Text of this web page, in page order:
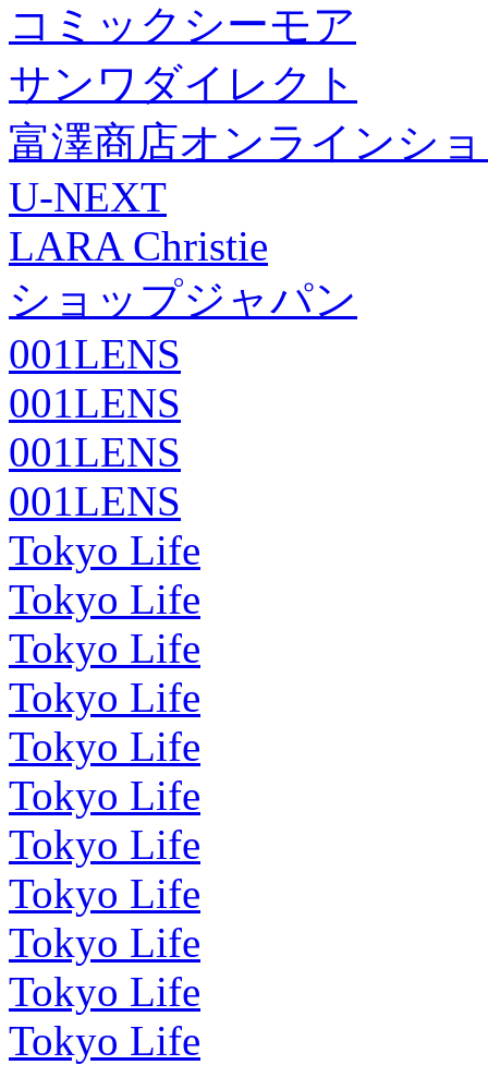
コミックシーモア
サンワダイレクト
富澤商店オンラインシ
U-NEXT
LARA Christie
ショップジャパン
001LENS
001LENS
001LENS
001LENS
Tokyo Life
Tokyo Life
Tokyo Life
Tokyo Life
Tokyo Life
Tokyo Life
Tokyo Life
Tokyo Life
Tokyo Life
Tokyo Life
Tokyo Life